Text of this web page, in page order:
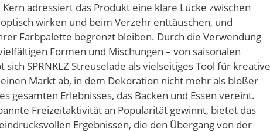
adressiert das Produkt eine klare Lücke zwischen
wirken und beim Verzehr enttäuschen, und
Farbpalette begrenzt bleiben. Durch die Verwendung
Formen und Mischungen – von saisonalen
SPRNKLZ Streuselade als vielseitiges Tool für kreative
Markt ab, in dem Dekoration nicht mehr als bloßer
gesamten Erlebnisses, das Backen und Essen vereint.
Freizeitaktivität an Popularität gewinnt, bietet das
Ergebnissen, die den Übergang von der